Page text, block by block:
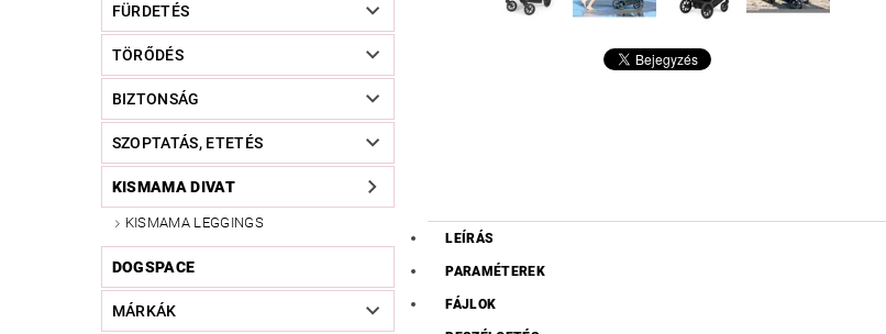
FÜRDETÉS
TÖRŐDÉS
BIZTONSÁG
SZOPTATÁS, ETETÉS
KISMAMA DIVAT
KISMAMA LEGGINGS
DOGSPACE
MÁRKÁK
LEÍRÁS
PARAMÉTEREK
FÁJLOK